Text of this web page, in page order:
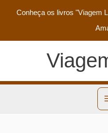
Conheça os livros "Viagem